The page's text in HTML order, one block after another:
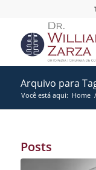
Arquivo para
Você está aqui: Home /
Posts